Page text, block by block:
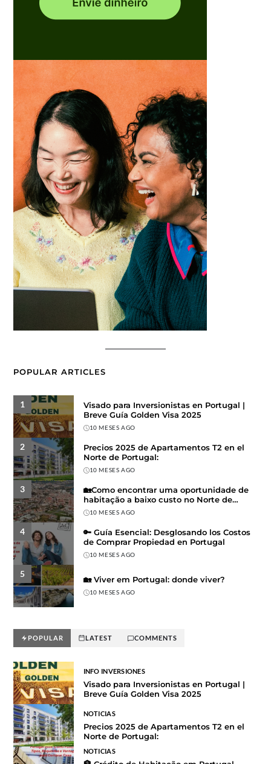
POPULAR ARTICLES
1
Visado para Inversionistas en Portugal |
Breve Guía Golden Visa 2025
10 MESES AGO
2
Precios 2025 de Apartamentos T2 en el
Norte de Portugal:
10 MESES AGO
3
🏡Como encontrar uma oportunidade de
habitação a baixo custo no Norte de
Portugal
10 MESES AGO
4
🔑 Guía Esencial: Desglosando los Costos
de Comprar Propiedad en Portugal
10 MESES AGO
5
🏡 Viver em Portugal: donde viver?
10 MESES AGO
POPULAR LATEST COMMENTS
INFO INVERSIONES
Visado para Inversionistas en Portugal |
Breve Guía Golden Visa 2025
NOTICIAS
Precios 2025 de Apartamentos T2 en el
Norte de Portugal:
NOTICIAS